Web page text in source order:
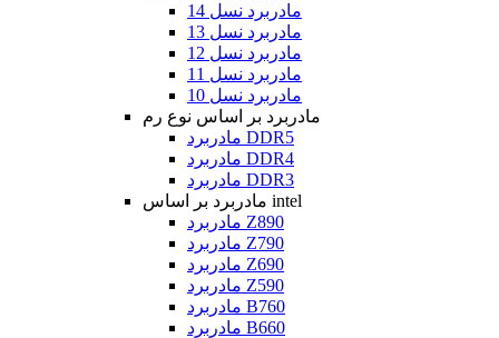
مادربرد نسل 14
مادربرد نسل 13
مادربرد نسل 12
مادربرد نسل 11
مادربرد نسل 10
مادربرد بر اساس نوع رم
مادربرد DDR5
مادربرد DDR4
مادربرد DDR3
مادربرد بر اساس intel
مادربرد Z890
مادربرد Z790
مادربرد Z690
مادربرد Z590
مادربرد B760
مادربرد B660